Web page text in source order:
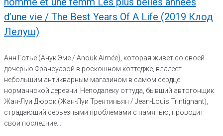
d’une vie / The Best Years Of A Life (2019 Клод
Лелуш)
Анн Готье (Анук Эме / Anouk Aimée), которая живет со своей
дочерью Франсуазой в роскошном коттедже, владеет
небольшим антикварным магазином в самом сердце
норманнской деревни. Неподалеку оттуда, бывший автогонщик
Жан-Луи Дюрок (Жан-Луи Трентиньян / Jean-Louis Trintignant),
страдающий серьезными проблемами с памятью, проводит
свои последние...